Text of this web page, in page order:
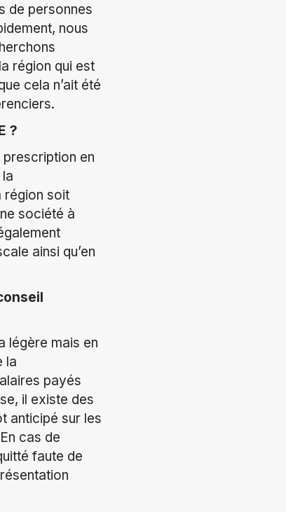
de personnes
nous
région qui est
cela n’ait été
?
en
région soit
société à
ainsi qu’en
légère mais en
la
payés
il existe des
anticipé sur les
cas de
faute de